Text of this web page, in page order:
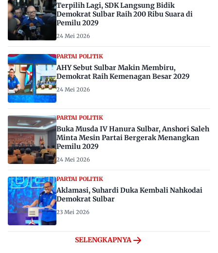
Terpilih Lagi, SDK Langsung Bidik
Demokrat Sulbar Raih 200 Ribu Suara di
Pemilu 2029
24 Mei 2026
PARTAI POLITIK
AHY Sebut Sulbar Makin Membiru,
Demokrat Raih Kemenagan Besar 2029
24 Mei 2026
PARTAI POLITIK
Buka Musda IV Hanura Sulbar, Anshori Saleh
Minta Mesin Partai Bergerak Menangkan
Pemilu 2029
24 Mei 2026
PARTAI POLITIK
Aklamasi, Suhardi Duka Kembali Nahkodai
Demokrat Sulbar
23 Mei 2026
SELENGKAPNYA